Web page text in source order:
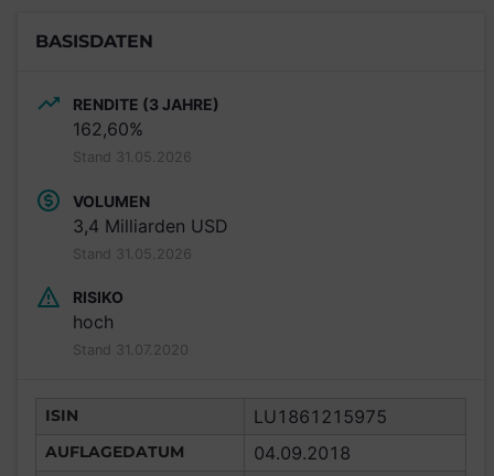
BASISDATEN
RENDITE (3 JAHRE)
162,60%
Stand 31.05.2026
VOLUMEN
3,4 Milliarden USD
Stand 31.05.2026
RISIKO
hoch
Stand 31.07.2020
ISIN LU1861215975
AUFLAGEDATUM 04.09.2018